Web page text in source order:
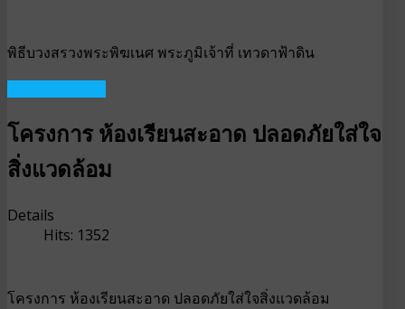
พิธีบวงสรวงพระพิฆเนศ พระภูมิเจ้าที่ เทวดาฟ้าดิน
โครงการ ห้องเรียนสะอาด ปลอดภัยใส่ใจ
สิ่งแวดล้อม
Details
Hits: 1352
โครงการ ห้องเรียนสะอาด ปลอดภัยใส่ใจสิ่งแวดล้อม